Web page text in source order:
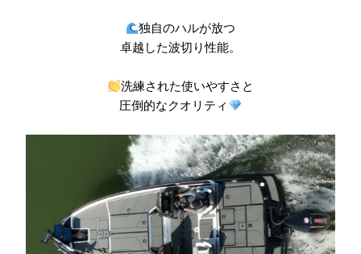
独自のハルが放つ
卓越した波切り性能。
洗練された使いやすさと
圧倒的なクオリティ